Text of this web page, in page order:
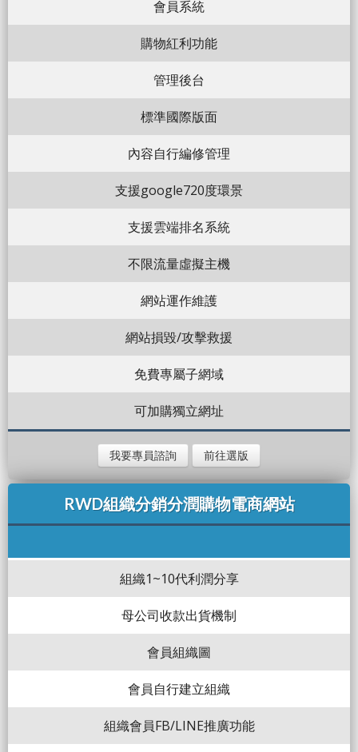
會員系統
購物紅利功能
管理後台
標準國際版面
內容自行編修管理
支援google720度環景
支援雲端排名系統
不限流量虛擬主機
網站運作維護
網站損毀/攻擊救援
免費專屬子網域
可加購獨立網址
我要專員諮詢 前往選版
RWD組織分銷分潤購物電商網站
組織1~10代利潤分享
母公司收款出貨機制
會員組織圖
會員自行建立組織
組織會員FB/LINE推廣功能